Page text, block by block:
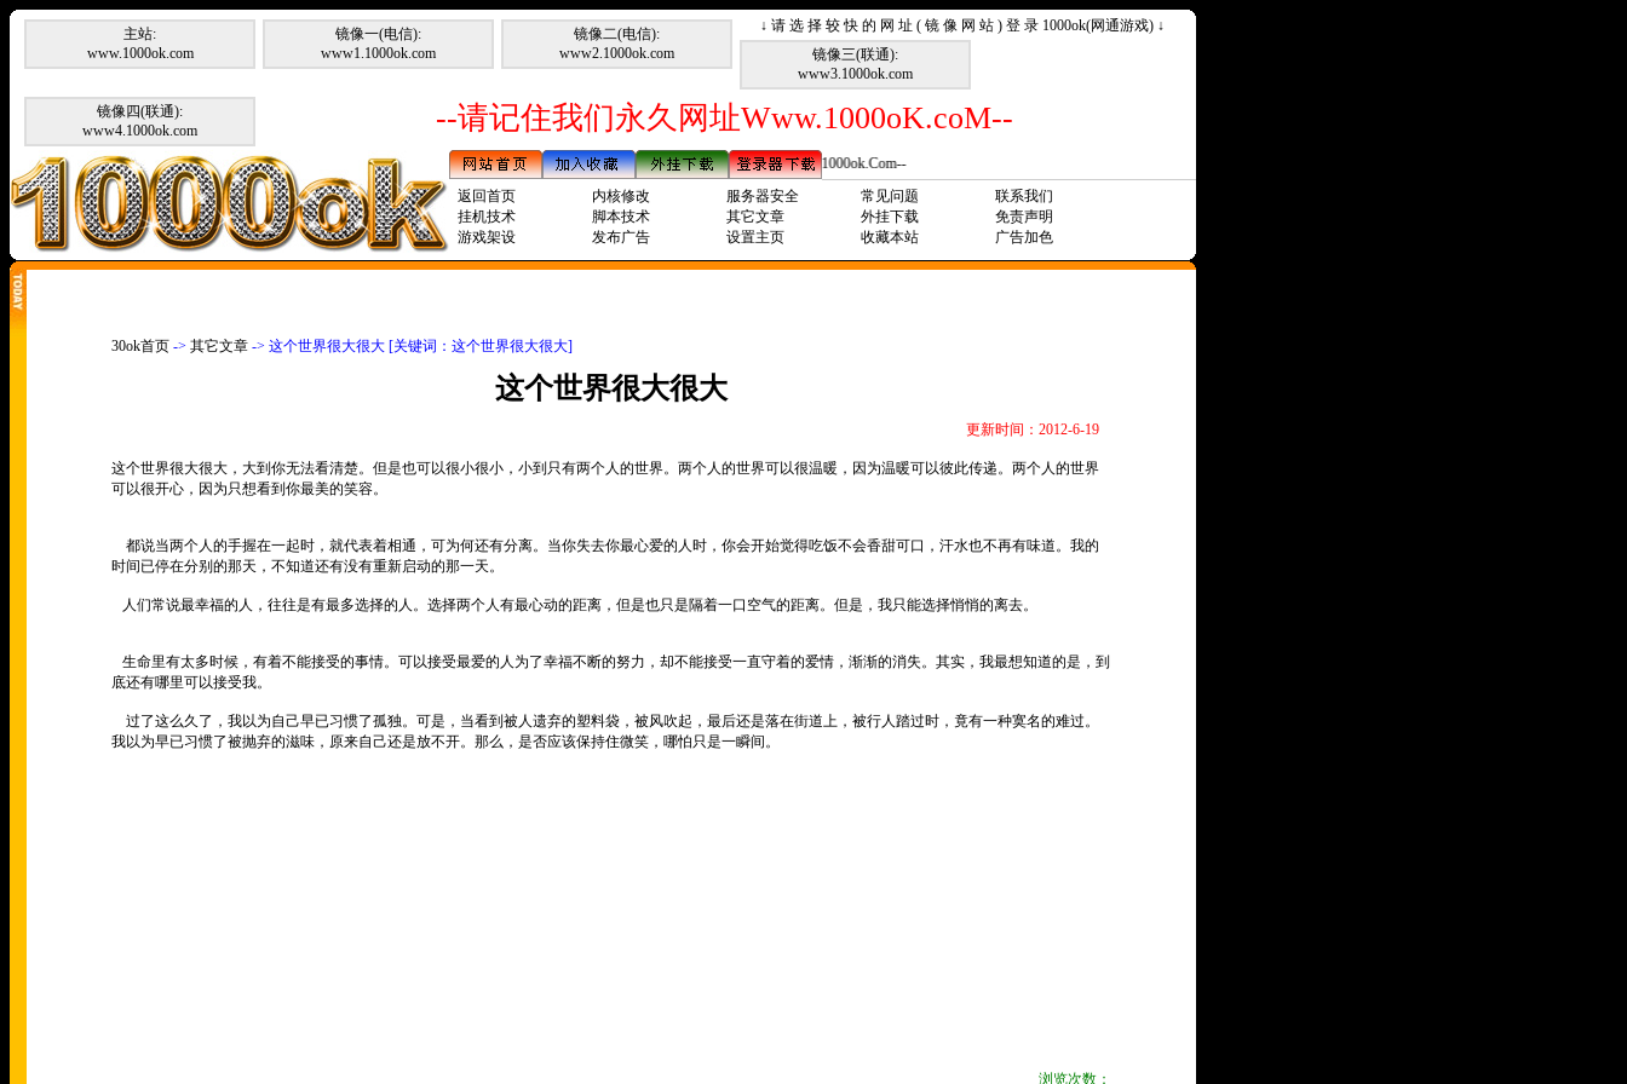
↓ 请 选 择 较 快 的 网 址 ( 镜 像 网 站 ) 登 录 1000ok(网通游戏) ↓
主站:
www.1000ok.com
镜像一(电信):
www1.1000ok.com
镜像二(电信):
www2.1000ok.com
镜像三(联通):
www3.1000ok.com
镜像四(联通):
www4.1000ok.com
--请记住我们永久网址Www.1000oK.coM--
--请记住我们永久网址Www.1000ok.Com--
返回首页
内核修改 服务器安全 常见问题
联系我们
挂机技术
脚本技术 其它文章 外挂下载
免责声明
游戏架设
发布广告 设置主页 收藏本站 广告加色
30ok首页 -> 其它文章 -> 这个世界很大很大 [关键词：这个世界很大很大]
这个世界很大很大
更新时间：2012-6-19
这个世界很大很大，大到你无法看清楚。但是也可以很小很小，小到只有两个人的世界。两个人的世界可以很温暖，因为温暖可以彼此传递。两个人的世界
可以很开心，因为只想看到你最美的笑容。
都说当两个人的手握在一起时，就代表着相通，可为何还有分离。当你失去你最心爱的人时，你会开始觉得吃饭不会香甜可口，汗水也不再有味道。我的
时间已停在分别的那天，不知道还有没有重新启动的那一天。
人们常说最幸福的人，往往是有最多选择的人。选择两个人有最心动的距离，但是也只是隔着一口空气的距离。但是，我只能选择悄悄的离去。
生命里有太多时候，有着不能接受的事情。可以接受最爱的人为了幸福不断的努力，却不能接受一直守着的爱情，渐渐的消失。其实，我最想知道的是，到
底还有哪里可以接受我。
过了这么久了，我以为自己早已习惯了孤独。可是，当看到被人遗弃的塑料袋，被风吹起，最后还是落在街道上，被行人踏过时，竟有一种寞名的难过。
我以为早已习惯了被抛弃的滋味，原来自己还是放不开。那么，是否应该保持住微笑，哪怕只是一瞬间。
浏览次数：